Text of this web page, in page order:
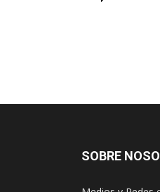
SOBRE